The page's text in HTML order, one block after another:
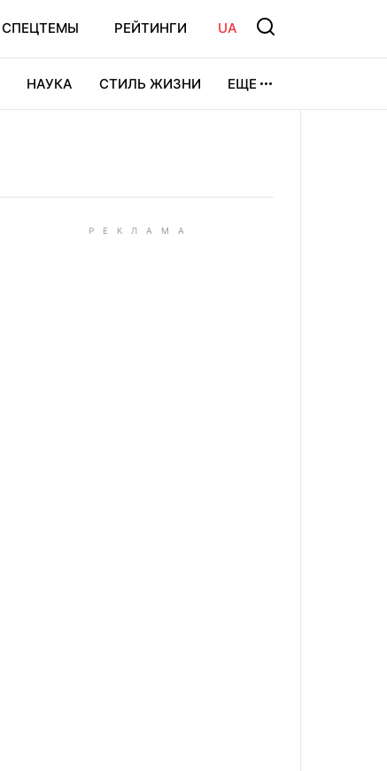
СПЕЦТЕМЫ РЕЙТИНГИ UA
НАУКА СТИЛЬ ЖИЗНИ ЕЩЕ